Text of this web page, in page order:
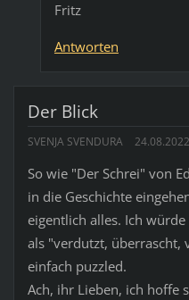
Fritz
Antworten
Der Blick
SVENJA SVENDURA 24.08.2022
So wie "Der Schrei" von
in die Geschichte
eigentlich alles. Ich
als "verdutzt,
einfach puzzled.
Ach, ihr Lieben, ich hoffe